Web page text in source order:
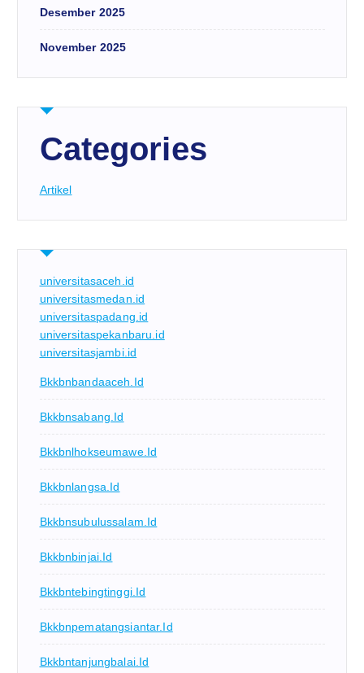
Desember 2025
November 2025
Categories
Artikel
universitasaceh.id
universitasmedan.id
universitaspadang.id
universitaspekanbaru.id
universitasjambi.id
Bkkbnbandaaceh.id
Bkkbnsabang.id
Bkkbnlhokseumawe.id
Bkkbnlangsa.id
Bkkbnsubulussalam.id
Bkkbnbinjai.id
Bkkbntebingtinggi.id
Bkkbnpematangsiantar.id
Bkkbntanjungbalai.id